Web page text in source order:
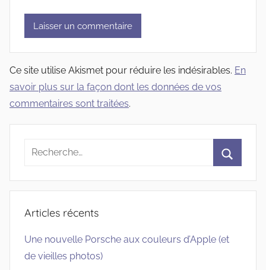
Ce site utilise Akismet pour réduire les indésirables. En
savoir plus sur la façon dont les données de vos
commentaires sont traitées.
Recherche
:
Articles récents
Une nouvelle Porsche aux couleurs d’Apple (et
de vieilles photos)